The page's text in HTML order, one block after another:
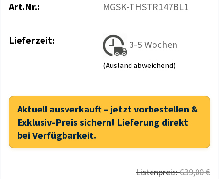
Art.Nr.: MGSK-THSTR147BL1
Lieferzeit: 3-5 Wochen
(Ausland abweichend)
Aktuell ausverkauft – jetzt vorbestellen &
Exklusiv-Preis sichern! Lieferung direkt
bei Verfügbarkeit.
Listenpreis:639,00 €